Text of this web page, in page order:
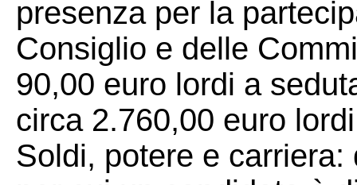
presenza per la
Consiglio e delle
90,00 euro lordi a
circa 2.760,00 euro
Soldi, potere e